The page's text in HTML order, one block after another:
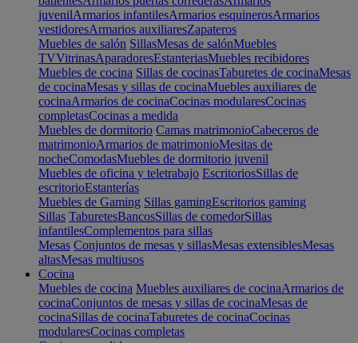
juvenilArmarios infantilesArmarios esquinerosArmarios
vestidoresArmarios auxiliaresZapateros
Muebles de salón SillasMesas de salónMuebles
TVVitrinasAparadoresEstanteriasMuebles recibidores
Muebles de cocina Sillas de cocinasTaburetes de cocinaMesas
de cocinaMesas y sillas de cocinaMuebles auxiliares de
cocinaArmarios de cocinaCocinas modularesCocinas
completasCocinas a medida
Muebles de dormitorio Camas matrimonioCabeceros de
matrimonioArmarios de matrimonioMesitas de
nocheComodasMuebles de dormitorio juvenil
Muebles de oficina y teletrabajo EscritoriosSillas de
escritorioEstanterías
Muebles de Gaming Sillas gamingEscritorios gaming
Sillas TaburetesBancosSillas de comedorSillas
infantilesComplementos para sillas
Mesas Conjuntos de mesas y sillasMesas extensiblesMesas
altasMesas multiusos
Cocina
Muebles de cocina Muebles auxiliares de cocinaArmarios de
cocinaConjuntos de mesas y sillas de cocinaMesas de
cocinaSillas de cocinaTaburetes de cocinaCocinas
modularesCocinas completas